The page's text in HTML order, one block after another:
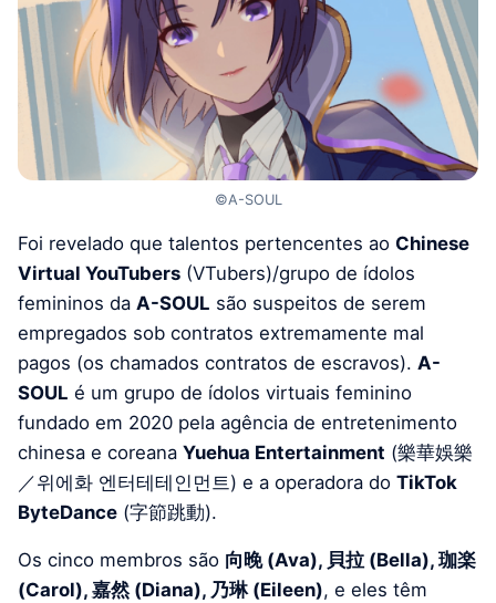
©A-SOUL
Foi revelado que talentos pertencentes ao Chinese
Virtual YouTubers (VTubers)/grupo de ídolos
femininos da A-SOUL são suspeitos de serem
empregados sob contratos extremamente mal
pagos (os chamados contratos de escravos). A-
SOUL é um grupo de ídolos virtuais feminino
fundado em 2020 pela agência de entretenimento
chinesa e coreana Yuehua Entertainment (樂華娛樂
／위에화 엔터테테인먼트) e a operadora do TikTok
ByteDance (字節跳動).
Os cinco membros são 向晚 (Ava), 貝拉 (Bella), 珈楽
(Carol), 嘉然 (Diana), 乃琳 (Eileen), e eles têm